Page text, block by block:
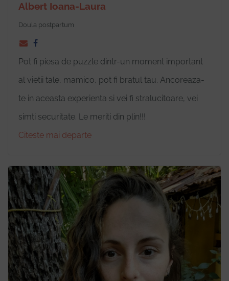
Albert Ioana-Laura
Doula postpartum
Pot fi piesa de puzzle dintr-un moment important
al vietii tale, mamico, pot fi bratul tau. Ancoreaza-
te in aceasta experienta si vei fi stralucitoare, vei
simti securitate. Le meriti din plin!!!
Citeste mai departe